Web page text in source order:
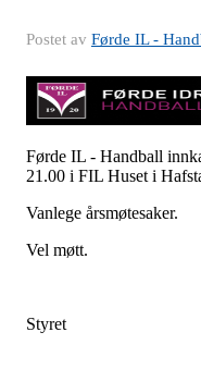
Postet av Førde IL -
Førde IL - Handball
21.00 i FIL Huset i
Vanlege årsmøtesaker.
Vel møtt.
Styret